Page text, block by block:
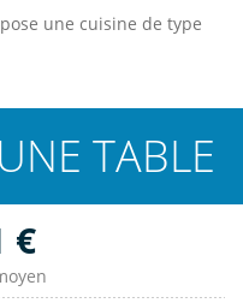
une cuisine de type
TABLE
€